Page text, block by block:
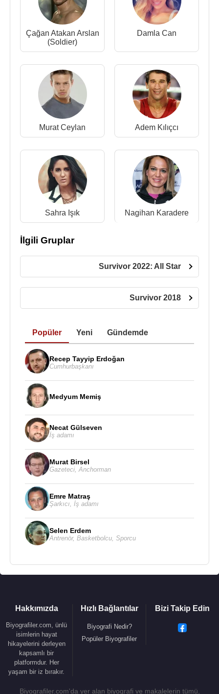
Çağan Atakan Arslan
(Soldier)
Damla Can
Murat Ceylan Adem Kılıçcı
Sahra Işık Nagihan Karadere
İlgili Gruplar
Survivor 2022: All Star
Survivor 2018
Popüler Yeni Gündemde
Recep Tayyip Erdoğan
Cumhurbaşkanı
Medyum Memiş
Necat Gülseven
İş adamı
Murat Birsel
Gazeteci Anchorman
Emre Matraş
Şarkıcı İş adamı
Selen Erdem
Antrenör, Basketbolcu Sporcu
Hakkımızda
Biyografiler.com, ünlü
isimlerin hayat
hikayelerini derleyen
kapsamlı bir
platformdur. Her
yaşam bir iz bırakır.
Hızlı Bağlantılar
Biyografi Nedir?
Popüler Biyografiler
Bizi Takip Edin
Biyografiler.com'da yer alan biyografi ve makalelerin tümü,